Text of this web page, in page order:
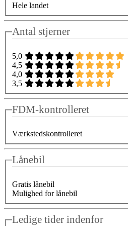
Hele landet
Antal stjerner
5,0
4,5
4,0
3,5
FDM-kontrolleret
Værkstedskontrolleret
Lånebil
Gratis lånebil
Mulighed for lånebil
Ledige tider indenfor